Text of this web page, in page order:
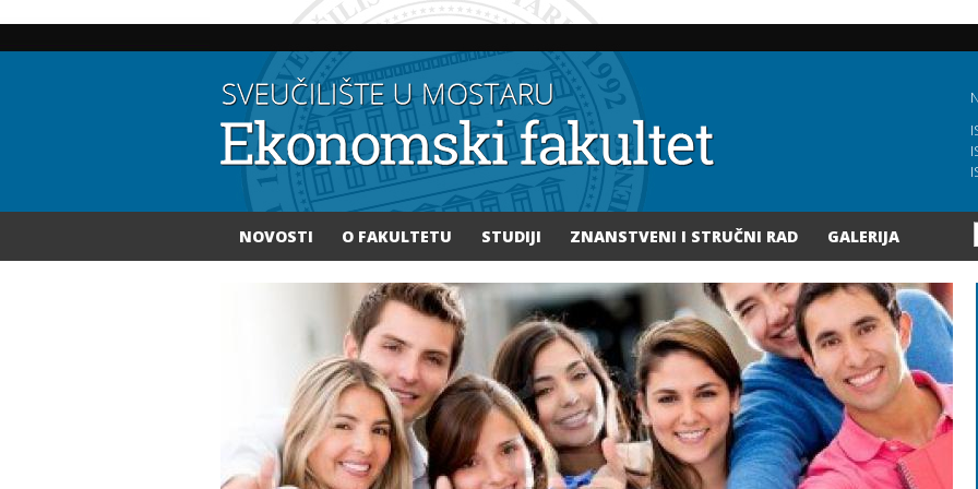
glavni
NOVOSTI O FAKULTETU STUDIJI ZNANSTVENI I STRUČNI RAD GALERIJA
Vi ste ovdje